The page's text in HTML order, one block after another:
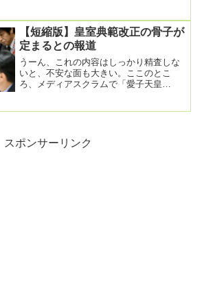
【短縮版】皇室典範改正の骨子が
定まるとの報道
うーん、これの内容はしっかり精査しな
いと、不安な面も大きい。ここのとこ
ろ、メディアスクラムで「愛子天皇
スポンサーリンク